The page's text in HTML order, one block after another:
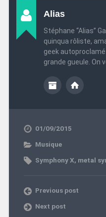
Alias
Stéphane “Alias”
quinqua rôliste,
geek
grande gueule. On
01/09/2015
Musique
Symphony X, metal
Previous post
Next post